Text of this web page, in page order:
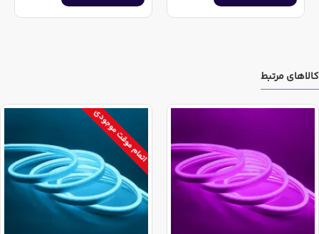
قیمت درج شده برای این کالا به ازای یک متر (100 سانتی متر)
می باشد. در صورت خرید روی تعداد بالاتر ، به متراژ ثبت شده
توسط شما و یک تکه ارسال خواهد شد. مثلا اگر 5 واحد از این
کالا خریداری نمایید. یک مجموعه پنج متری ارسال میگردد.
کالاهای مرتبط
اتمام موقت موجودی